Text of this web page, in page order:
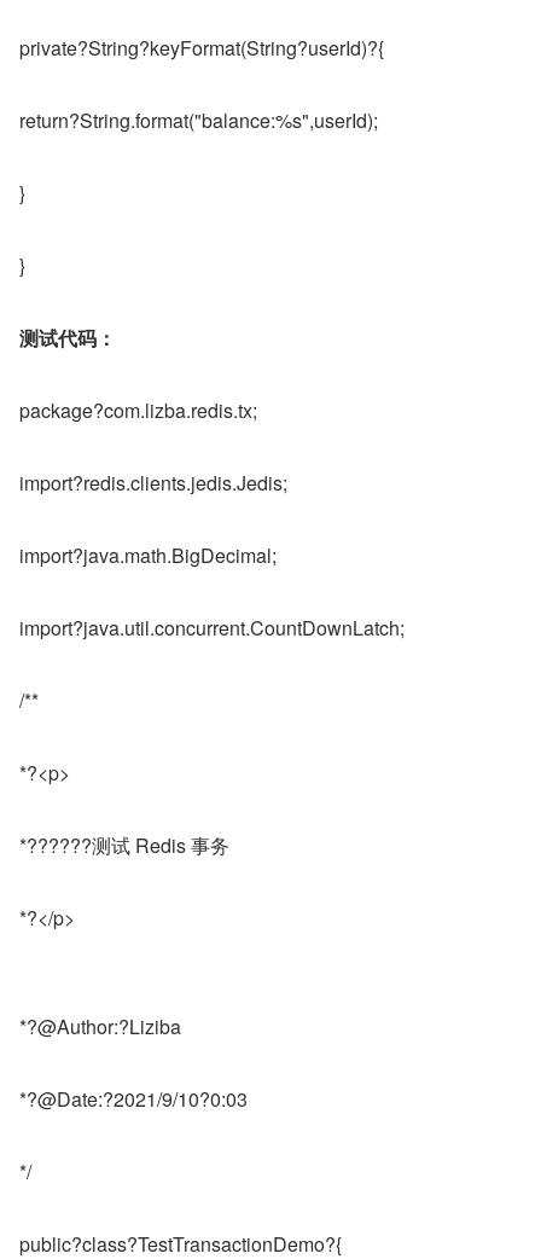
private?String?keyFormat(String?userId)?{
return?String.format("balance:%s",userId);
}
}
测试代码：
package?com.lizba.redis.tx;
import?redis.clients.jedis.Jedis;
import?java.math.BigDecimal;
import?java.util.concurrent.CountDownLatch;
/**
*?<p>
*??????测试 Redis 事务
*?</p>
*?@Author:?Liziba
*?@Date:?2021/9/10?0:03
*/
public?class?TestTransactionDemo?{